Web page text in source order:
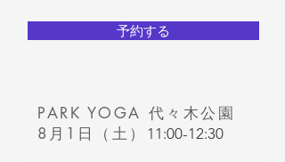
予約する
PARK YOGA 代々木公園
8月1日（土）
11:00-12:30